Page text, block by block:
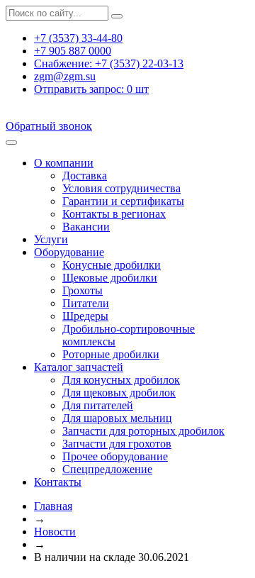
+7 (3537) 33-44-80
+7 905 887 0000
Снабжение: +7 (3537) 22-03-13
zgm@zgm.su
Отправить запрос: 0 шт
Обратный звонок
О компании
Доставка
Условия сотрудничества
Гарантии и сертификаты
Контакты в регионах
Вакансии
Услуги
Оборудование
Конусные дробилки
Щековые дробилки
Грохоты
Питатели
Шредеры
Дробильно-сортировочные
комплексы
Роторные дробилки
Каталог запчастей
Для конусных дробилок
Для щековых дробилок
Для питателей
Для шаровых мельниц
Запчасти для роторных дробилок
Запчасти для грохотов
Прочее оборудование
Спецпредложение
Контакты
Главная
→
Новости
→
В наличии на складе 30.06.2021